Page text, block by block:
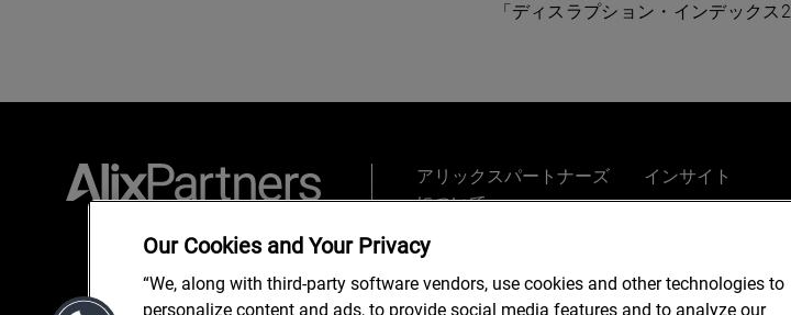
「ディスラプション・インデックス
アリックスパートナーズ
について
東京オフィス リーダーシ
ップチーム
サービス・業界別の取り
インサイト
Our Cookies and Your Privacy
“We, along with third-party software vendors, use cookies and other technologies to
personalize content and ads, to provide social media features and to analyze our